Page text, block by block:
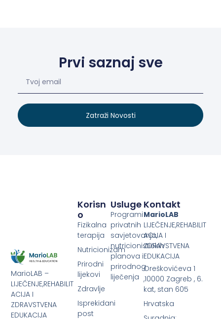
Prvi saznaj sve
Zatraži Novosti
MarioLAB –
LIJEČENJE,REHABILIT
ACIJA I
ZDRAVSTVENA
EDUKACIJA
Usluge
Programi
privatnih
savjetovanja,
nutricionističkih
planova i
prirodnog
liječenja
Korisn
O
Fizikalna
terapija
Nutricionizam
Prirodni
lijekovi
Zdravlje
Isprekidani
post
Kontakt
MarioLAB
LIJEČENJE,REHABILIT
ACIJA I
ZDRAVSTVENA
EDUKACIJA
Oreškovićeva 1
,10000 Zagreb , 6.
kat, stan 605
Hrvatska